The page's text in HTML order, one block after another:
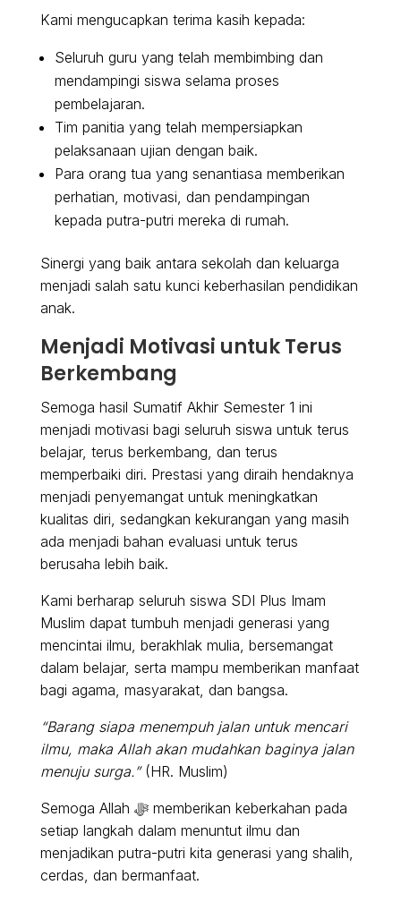
Kami mengucapkan terima kasih kepada:
Seluruh guru yang telah membimbing dan
mendampingi siswa selama proses
pembelajaran.
Tim panitia yang telah mempersiapkan
pelaksanaan ujian dengan baik.
Para orang tua yang senantiasa memberikan
perhatian, motivasi, dan pendampingan
kepada putra-putri mereka di rumah.
Sinergi yang baik antara sekolah dan keluarga
menjadi salah satu kunci keberhasilan pendidikan
anak.
Menjadi Motivasi untuk Terus
Berkembang
Semoga hasil Sumatif Akhir Semester 1 ini
menjadi motivasi bagi seluruh siswa untuk terus
belajar, terus berkembang, dan terus
memperbaiki diri. Prestasi yang diraih hendaknya
menjadi penyemangat untuk meningkatkan
kualitas diri, sedangkan kekurangan yang masih
ada menjadi bahan evaluasi untuk terus
berusaha lebih baik.
Kami berharap seluruh siswa SDI Plus Imam
Muslim dapat tumbuh menjadi generasi yang
mencintai ilmu, berakhlak mulia, bersemangat
dalam belajar, serta mampu memberikan manfaat
bagi agama, masyarakat, dan bangsa.
“Barang siapa menempuh jalan untuk mencari
ilmu, maka Allah akan mudahkan baginya jalan
menuju surga.”(HR. Muslim)
Semoga Allah ﷻ memberikan keberkahan pada
setiap langkah dalam menuntut ilmu dan
menjadikan putra-putri kita generasi yang shalih,
cerdas, dan bermanfaat.